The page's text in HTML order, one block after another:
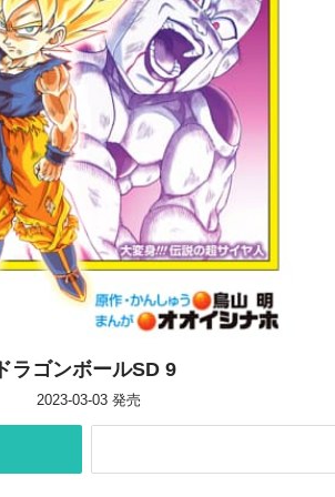
ドラゴンボールSD 9
2023-03-03 発売